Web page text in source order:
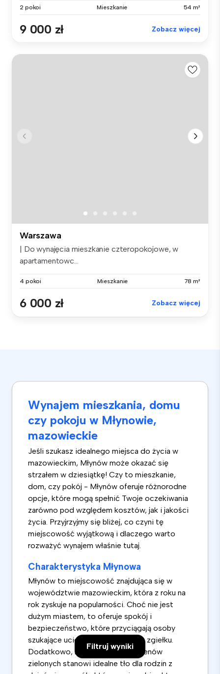
Filtruj wyniki
2 pokoi Mieszkanie 54 m²
9 000 zł Zobacz więcej
Warszawa
| Do wynajęcia mieszkanie czteropokojowe, w
apartamentowc...
4 pokoi Mieszkanie 78 m²
6 000 zł Zobacz więcej
Wynajem mieszkania, domu
czy pokoju w Młynowie,
mazowieckie
Jeśli szukasz idealnego miejsca do życia w
mazowieckim, Młynów może okazać się
strzałem w dziesiątkę! Czy to mieszkanie,
dom, czy pokój - Młynów oferuje różnorodne
opcje, które mogą spełnić Twoje oczekiwania
zarówno pod względem kosztów, jak i jakości
życia. Przyjrzyjmy się bliżej, co czyni tę
miejscowość wyjątkową i dlaczego warto
rozważyć wynajem właśnie tutaj.
Charakterystyka Młynowa
Młynów to miejscowość znajdująca się w
województwie mazowieckim, która z roku na
rok zyskuje na popularności. Choć nie jest
dużym miastem, to oferuje spokój i
bezpieczeństwo, które przyciągają osoby
szukające ucieczki od miejskiego zgiełku.
Dodatkowo, bliskość natury i terenów
zielonych stanowi idealne tło dla rodzin z